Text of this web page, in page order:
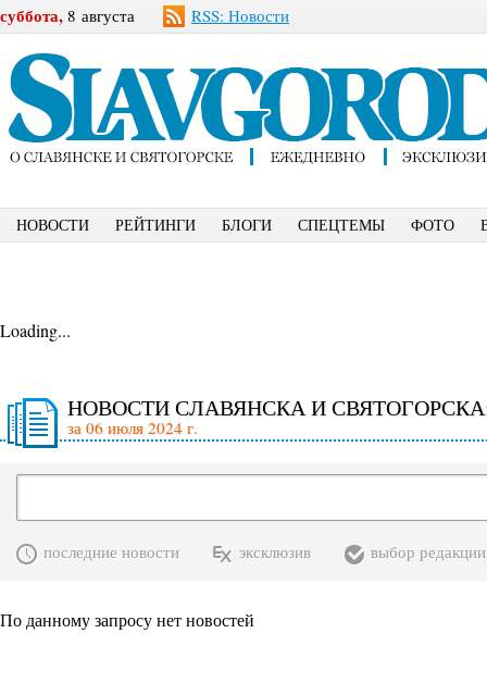
суббота, 8 августа RSS: Новости
НОВОСТИ РЕЙТИНГИ БЛОГИ СПЕЦТЕМЫ ФОТО
Loading...
НОВОСТИ СЛАВЯНСКА И
за 06 июля 2024 г.
последние новости эксклюзив выбор редакции
По данному запросу нет новостей